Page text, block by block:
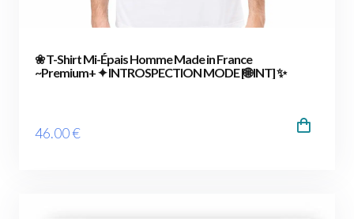
❀ T-Shirt Mi-Épais Homme Made in France
~Premium+ ✦ INTROSPECTION MODE [🌐 INT] ✨
46.00€